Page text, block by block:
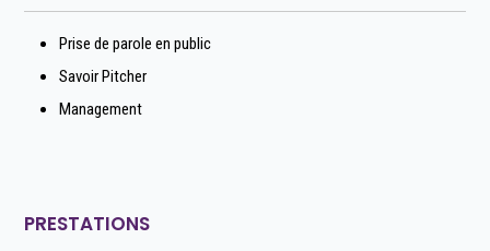
Prise de parole en public
Savoir Pitcher
Management
PRESTATIONS